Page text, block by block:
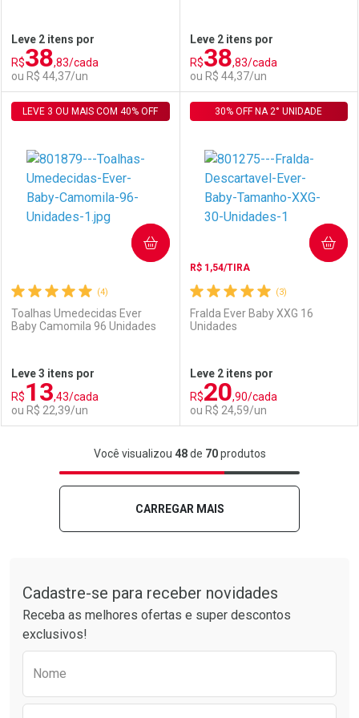
Comprar sem Desconto
Por R$ 22,39/cada
Comprar sem Desconto
Por R$ 22,39/cada
Comprar sem Desconto
Por R$ 24,59/cada
Comprar sem Desconto
Por R$ 24,59/cada
Leve 2 itens por
R$38,83/cada
ou R$ 44,37/un
Laboratório
Comprar sem Desconto
Por R$ 44,37/cada
Por Menos
Comprar sem Desconto
Por R$ 44,37/cada
Leve 2 itens por
R$38,83/cada
ou R$ 44,37/un
Laboratório
Comprar sem Desconto
Por R$ 44,37/cada
Por Menos
Comprar sem Desconto
Por R$ 44,37/cada
(4)
Toalhas Umedecidas Ever
Baby Camomila 96 Unidades
LEVE 3 OU MAIS COM 40% OFF
Leve 3 itens por
R$13,43/cada
ou R$ 22,39/un
COMPRAR
FECHAR
Laboratório
FECHAR
Por Menos
(3)
R$ 1,54/TIRA
Fralda Ever Baby XXG 16
Unidades
30% OFF NA 2° UNIDADE
Leve 2 itens por
R$20,90/cada
ou R$ 24,59/un
COMPRAR
Laboratório
Por Menos
Você visualizou 48de 70produtos
CARREGAR MAIS
Cadastre-se para receber novidades
Receba as melhores ofertas e super descontos
exclusivos!
Nome